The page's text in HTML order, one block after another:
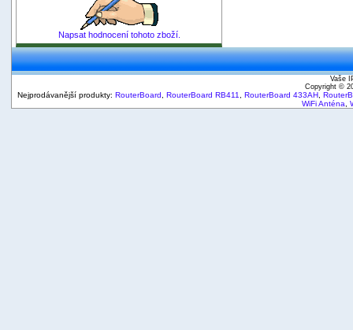
Napsat hodnocení tohoto zboží.
Vaše
Copyright ©
Nejprodávanější produkty: RouterBoard RouterBoard RB411 RouterBoard 433AH
WiFi Anténa